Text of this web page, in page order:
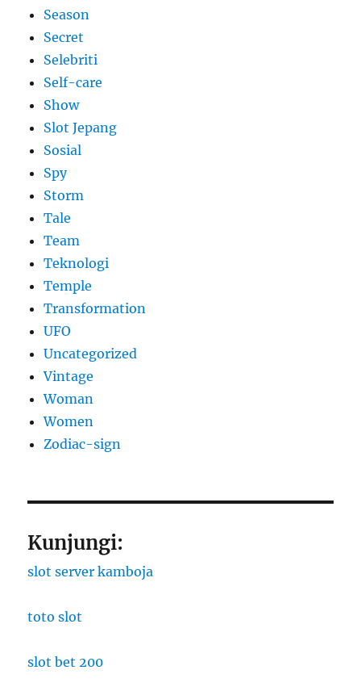
Season
Secret
Selebriti
Self-care
Show
Slot Jepang
Sosial
Spy
Storm
Tale
Team
Teknologi
Temple
Transformation
UFO
Uncategorized
Vintage
Woman
Women
Zodiac-sign
Kunjungi:
slot server kamboja
toto slot
slot bet 200